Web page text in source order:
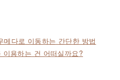
메다로 이동하는 간단한 방법
용하는 건 어떠실까요?